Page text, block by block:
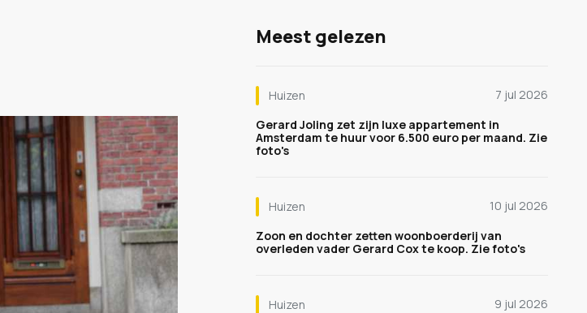
Meest gelezen
Huizen
7 jul 2026
Gerard Joling zet zijn luxe appartement in
Amsterdam te huur voor 6.500 euro per maand. Zie
foto's
Huizen
10 jul 2026
Zoon en dochter zetten woonboerderij van
overleden vader Gerard Cox te koop. Zie foto's
Huizen
9 jul 2026